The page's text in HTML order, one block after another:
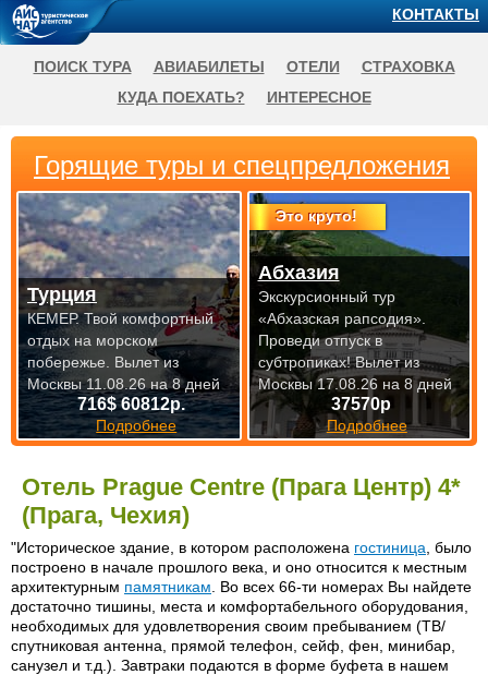
Отель Prague Centre (Прага Центр) 4*
(Прага, Чехия)
"Историческое здание, в котором расположена гостиница , было
построено в начале прошлого века, и оно относится к местным
архитектурным памятникам . Во всех 66-ти номерах Вы найдете
достаточно тишины, места и комфортабельного оборудования,
необходимых для удовлетворения своим пребыванием (ТВ/
спутниковая антенна, прямой телефон, сейф, фен, минибар,
санузел и т.д.). Завтраки подаются в форме буфета в нашем
Горящие туры и спецпредложения
716$ 60812р.
Подробнее
Турция
КЕМЕР. Твой комфортный
отдых на морском
побережье. Вылет из
Москвы 11.08.26 на 8 дней
Это круто!
37570р
Подробнее
Абхазия
Экскурсионный тур
«Абхазская рапсодия».
Проведи отпуск в
субтропиках!Вылет из
Москвы 17.08.26 на 8 дней
КОНТАКТЫ
ПОИСК ТУРА АВИАБИЛЕТЫ ОТЕЛИ
СТРАХОВКА
КУДА ПОЕХАТЬ?
ИНТЕРЕСНОЕ